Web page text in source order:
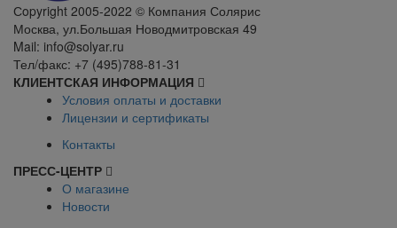
Сopyright 2005-2022 © Компания Солярис
Москва, ул.Большая Новодмитровская 49
Mail: info@solyar.ru
Тел/факс: +7 (495)788-81-31
КЛИЕНТСКАЯ ИНФОРМАЦИЯ
Условия оплаты и доставки
Лицензии и сертификаты
Контакты
ПРЕСС-ЦЕНТР
О магазине
Новости